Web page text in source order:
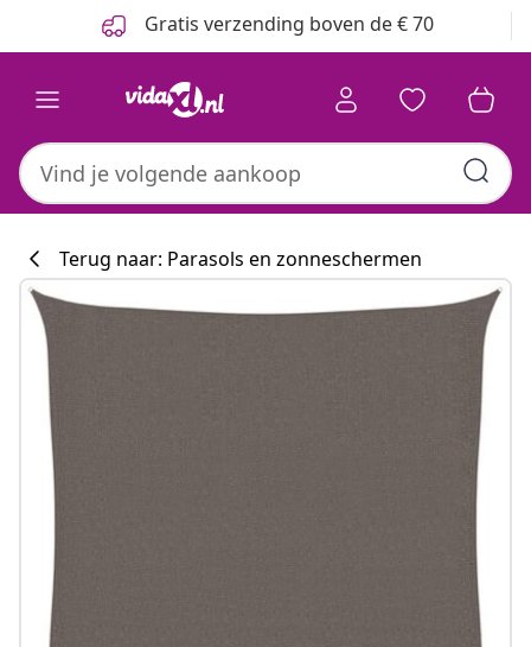
Gratis verzending boven de € 70
Terug naar: Parasols en zonneschermen